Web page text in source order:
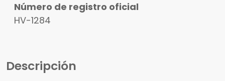
Número de registro oficial
HV-1284
Descripción